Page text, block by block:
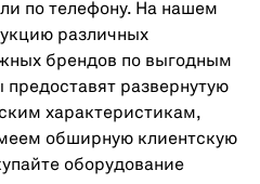
по телефону. На нашем
различных
брендов по выгодным
развернутую
характеристикам,
обширную клиентскую
оборудование